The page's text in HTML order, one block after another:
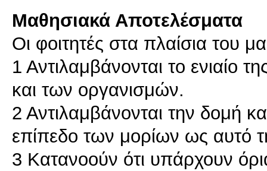
Μαθησιακά Αποτελέσματα
Οι φοιτητές στα πλαίσια του
1 Αντιλαμβάνονται το ενιαίο
και των οργανισμών.
2 Αντιλαμβάνονται την δομή
επίπεδο των μορίων ως αυτό
3 Κατανοούν ότι υπάρχουν